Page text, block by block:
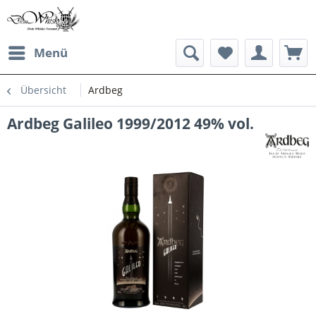
Menü
Übersicht Ardbeg
Ardbeg Galileo 1999/2012 49% vol.